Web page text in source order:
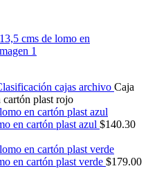
cajas archivo Caja
cartón plast rojo
en cartón plast azul $140.30
en cartón plast verde $179.00